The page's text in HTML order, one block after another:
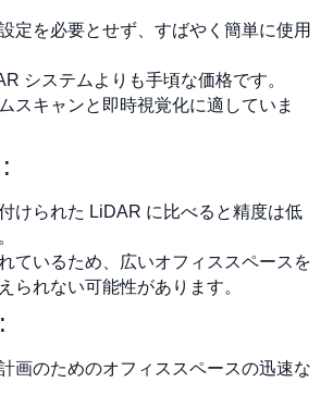
定を必要とせず、すばやく簡単に使用
システムよりも手頃な価格です。
スキャンと即時視覚化に適していま
けられた LiDAR に比べると精度は低
ているため、広いオフィススペースを
られない可能性があります。
画のためのオフィススペースの迅速な